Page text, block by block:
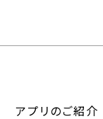
アプリのご紹介